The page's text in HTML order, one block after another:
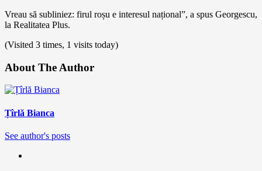
Vreau să subliniez: firul roșu e interesul național”, a spus Georgescu,
la Realitatea Plus.
(Visited 3 times, 1 visits today)
About The Author
Țîrlă Bianca
See author's posts